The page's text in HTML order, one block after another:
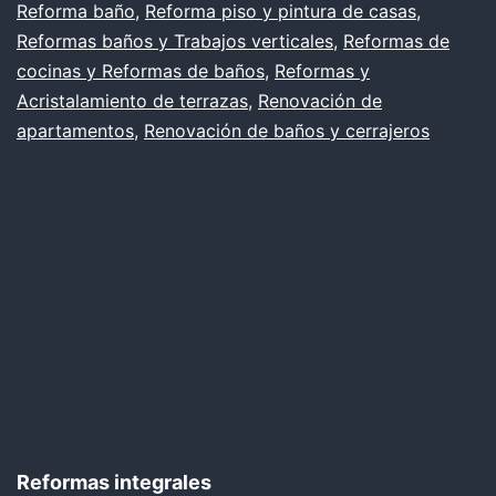
Reforma baño, Reforma piso y pintura de casas,
Reformas baños y Trabajos verticales, Reformas de
cocinas y Reformas de baños, Reformas y
Acristalamiento de terrazas, Renovación de
apartamentos, Renovación de baños y cerrajeros
Reformas integrales